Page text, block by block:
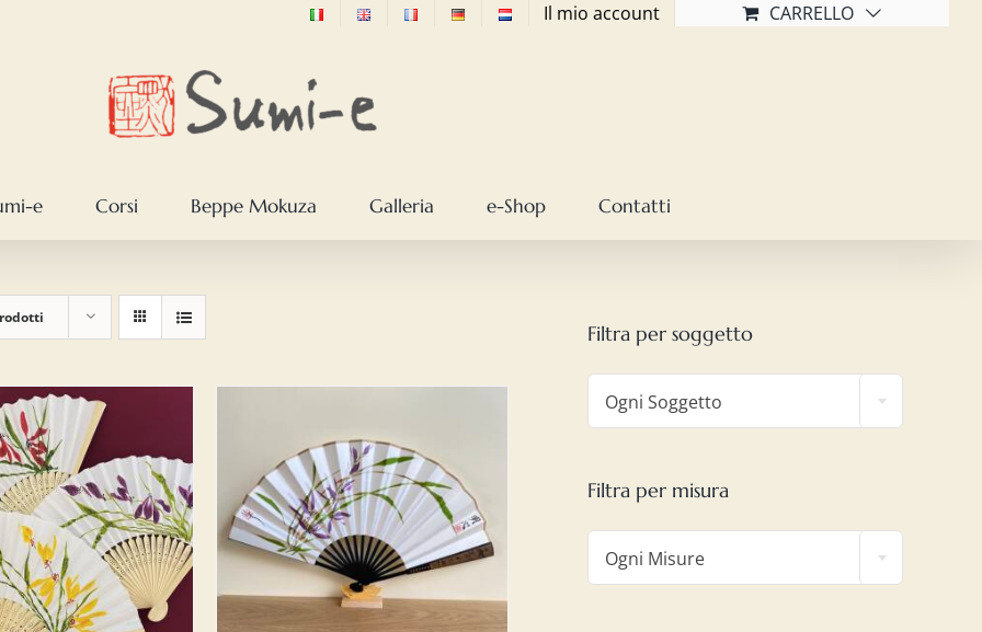
Il mio account CARRELLO
e Corsi Beppe Mokuza Galleria e-Shop Contatti
AL CARRELLO /
DETTAGLI
Filtra per soggetto
Ogni Soggetto
Filtra per misura
Ogni Misure